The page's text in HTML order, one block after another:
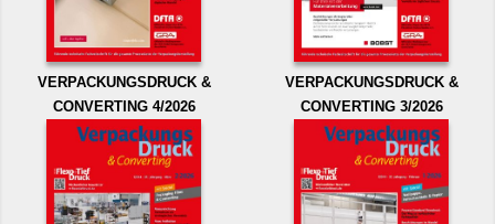
VERPACKUNGSDRUCK &
CONVERTING 4/2026
VERPACKUNGSDRUCK &
CONVERTING 3/2026